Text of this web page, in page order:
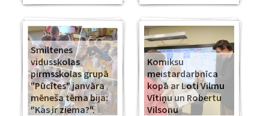
Smiltenes
vidusskolas
pirmsskolas grupā
"Pūcītes" janvāra
mēneša tēma bija:
"Kas ir ziema?".
Komiksu
meistardarbnīca
kopā ar Loti Vilmu
Vītiņu un Robertu
Vilsonu